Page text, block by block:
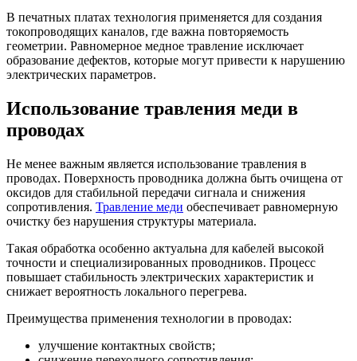
В печатных платах технология применяется для создания
токопроводящих каналов, где важна повторяемость
геометрии. Равномерное медное травление исключает
образование дефектов, которые могут привести к нарушению
электрических параметров.
Использование травления меди в
проводах
Не менее важным является использование травления в
проводах. Поверхность проводника должна быть очищена от
оксидов для стабильной передачи сигнала и снижения
сопротивления. Травление меди обеспечивает равномерную
очистку без нарушения структуры материала.
Такая обработка особенно актуальна для кабелей высокой
точности и специализированных проводников. Процесс
повышает стабильность электрических характеристик и
снижает вероятность локального перегрева.
Преимущества применения технологии в проводах:
улучшение контактных свойств;